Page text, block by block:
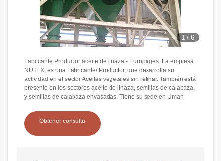
1 /6
Fabricante Productor aceite de linaza - Europages. La empresa
NUTEX, es una Fabricante/ Productor, que desarrolla su
actividad en el sector Aceites vegetales sin refinar. También está
presente en los sectores aceite de linaza, semillas de calabaza,
y semillas de calabaza envasadas. Tiene su sede en Uman
Obtener consulta